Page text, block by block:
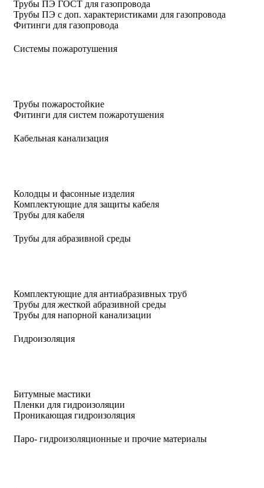
Трубы ПЭ ГОСТ для газопровода
Трубы ПЭ с доп. характеристиками для газопровода
Фитинги для газопровода
Системы пожаротушения
Трубы пожаростойкие
Фитинги для систем пожаротушения
Кабельная канализация
Колодцы и фасонные изделия
Комплектующие для защиты кабеля
Трубы для кабеля
Трубы для абразивной среды
Комплектующие для антиабразивных труб
Трубы для жесткой абразивной среды
Трубы для напорной канализации
Гидроизоляция
Битумные мастики
Пленки для гидроизоляции
Проникающая гидроизоляция
Паро- гидроизоляционные и прочие материалы